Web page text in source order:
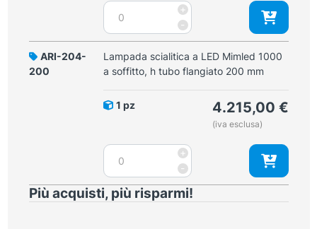
flangiato
800
mm
quantità
-
Lampada
scialitica
a
LED
Mimled
soffitto,
flangiato
1000
mm
quantità
+
ARI-204-
200
Lampada scialitica a LED Mimled 1000
a soffitto, h tubo flangiato 200 mm
1 pz 4.215,00 €
(iva esclusa)
-
Lampada
scialitica
a
LED
+
Più acquisti, più risparmi!